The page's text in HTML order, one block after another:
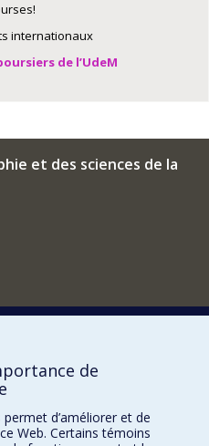
internationaux
de l’UdeM
et des sciences de la
de
d’améliorer et de
Web. Certains témoins